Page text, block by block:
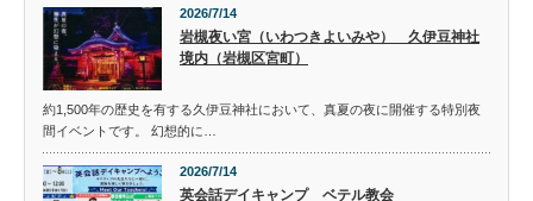
2026/7/14
岩槻夜い宮（いわつきよいみや） 久伊豆神社
境内（岩槻区宮町）
約1,500年の歴史を有する久伊豆神社において、真夏の夜に開催する特別夜
間イベントです。 幻想的に…
2026/7/14
英会話デイキャンプ ベテル教会